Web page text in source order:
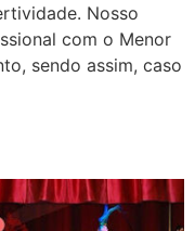
Nosso
com o Menor
sendo assim, caso